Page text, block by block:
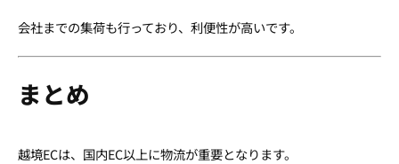
会社までの集荷も行っており、利便性が高いです。
まとめ
越境ECは、国内EC以上に物流が重要となります。